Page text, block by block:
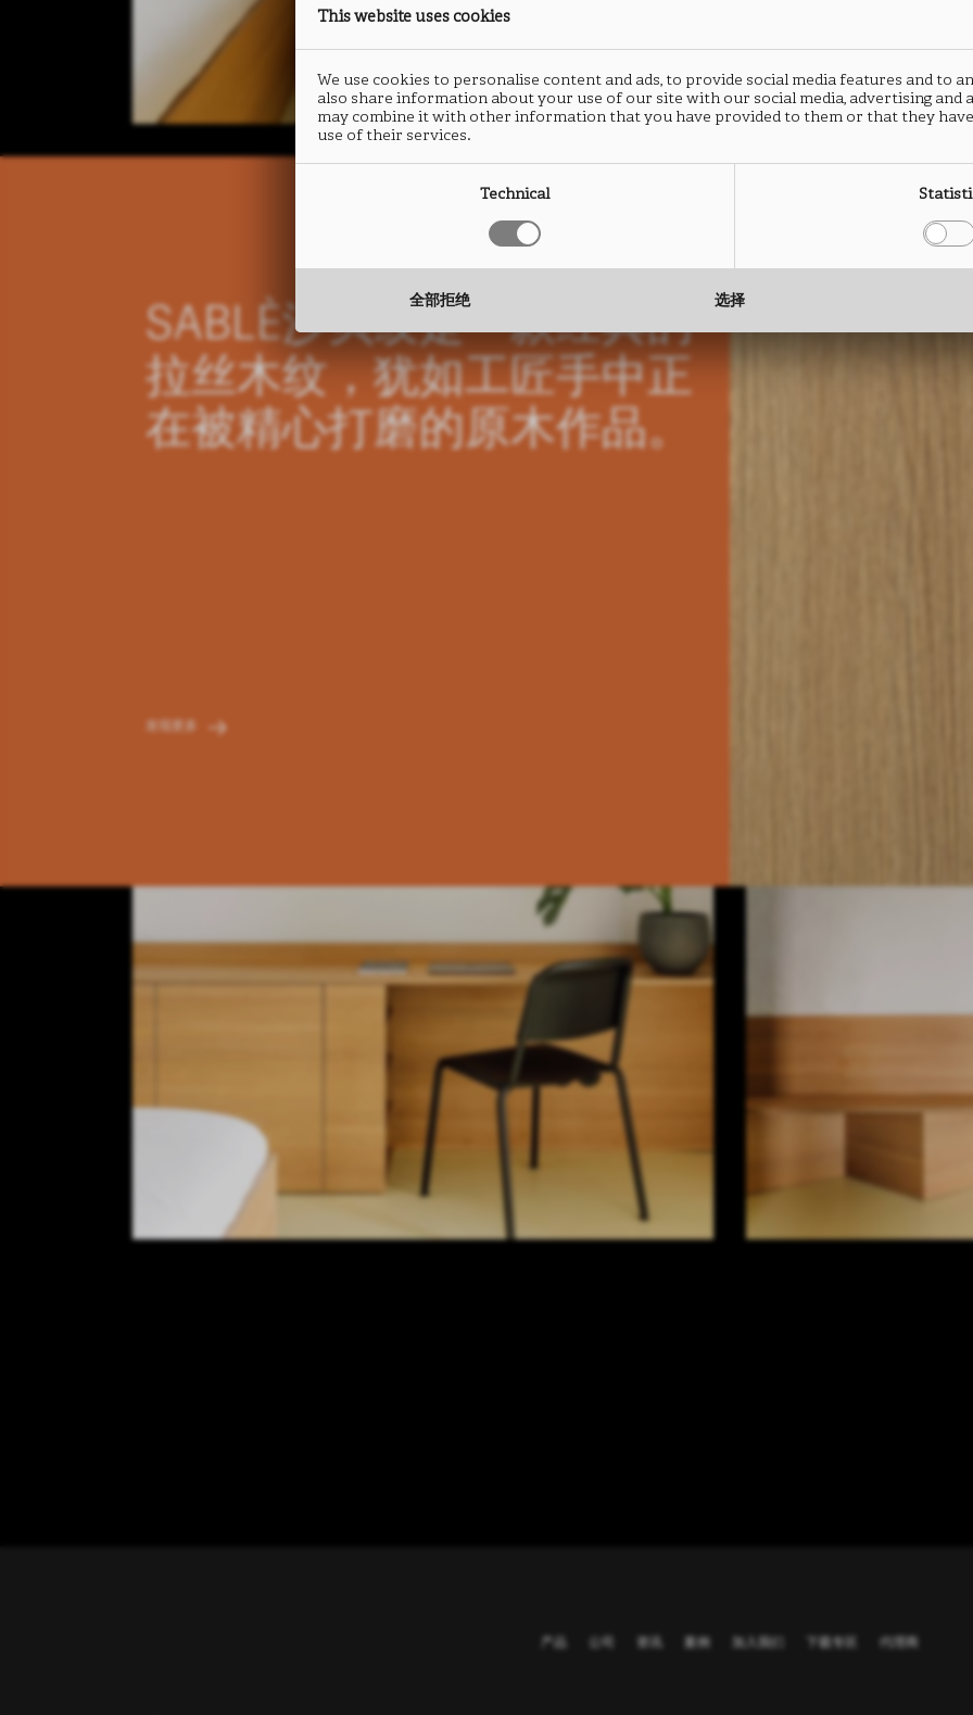
SABLÈ沙贝纹是一款经典的
拉丝木纹，犹如工匠手中正
在被精心打磨的原木作品。
产品 案例 加入我们 代理商
This website uses cookies
We use cookies to personalise content and ads, to provide social media features and to
also share information about your use of our site with our social media, advertising and
may combine it with other information that you have provided to them or that they
use of their services.
Technical
全部拒绝 选择